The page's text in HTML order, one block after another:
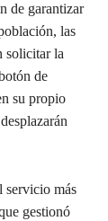
de garantizar
las
solicitar la
de
su propio
servicio más
gestionó